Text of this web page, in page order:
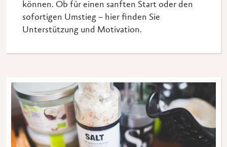
können. Ob für einen sanften Start oder den
sofortigen Umstieg – hier finden Sie
Unterstützung und Motivation.